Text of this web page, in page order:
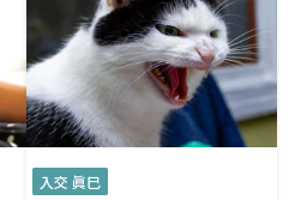
入交 眞巳